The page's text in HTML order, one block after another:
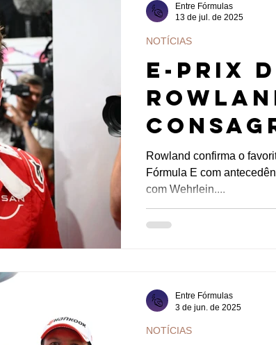
E-PRIX
da
Rowland confirma o
Fórmula E com
com Wehrlein....
NOTÍCIAS
Entre Fórmulas
13 de jul. de 2025
NOTÍCIAS
Entre Fórmulas
3 de jun. de 2025